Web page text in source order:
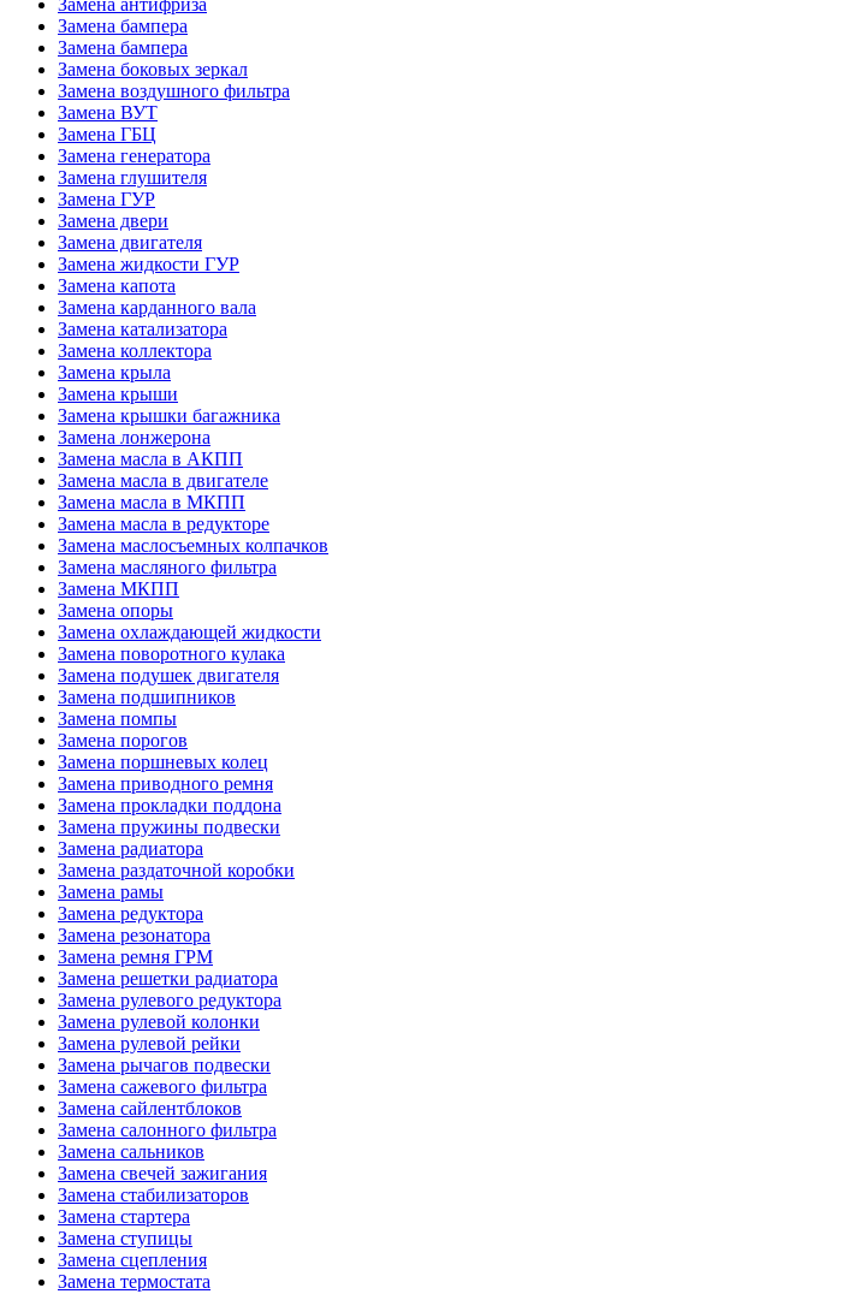
Замена антифриза
Замена бампера
Замена бампера
Замена боковых зеркал
Замена воздушного фильтра
Замена ВУТ
Замена ГБЦ
Замена генератора
Замена глушителя
Замена ГУР
Замена двери
Замена двигателя
Замена жидкости ГУР
Замена капота
Замена карданного вала
Замена катализатора
Замена коллектора
Замена крыла
Замена крыши
Замена крышки багажника
Замена лонжерона
Замена масла в АКПП
Замена масла в двигателе
Замена масла в МКПП
Замена масла в редукторе
Замена маслосъемных колпачков
Замена масляного фильтра
Замена МКПП
Замена опоры
Замена охлаждающей жидкости
Замена поворотного кулака
Замена подушек двигателя
Замена подшипников
Замена помпы
Замена порогов
Замена поршневых колец
Замена приводного ремня
Замена прокладки поддона
Замена пружины подвески
Замена радиатора
Замена раздаточной коробки
Замена рамы
Замена редуктора
Замена резонатора
Замена ремня ГРМ
Замена решетки радиатора
Замена рулевого редуктора
Замена рулевой колонки
Замена рулевой рейки
Замена рычагов подвески
Замена сажевого фильтра
Замена сайлентблоков
Замена салонного фильтра
Замена сальников
Замена свечей зажигания
Замена стабилизаторов
Замена стартера
Замена ступицы
Замена сцепления
Замена термостата